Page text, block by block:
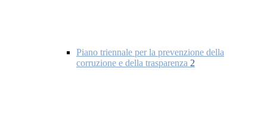
Piano triennale per la prevenzione della
corruzione e della trasparenza 2